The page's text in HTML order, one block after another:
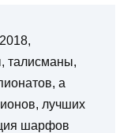
талисманы,
а
лучших
шарфов